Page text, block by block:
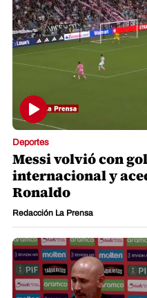
Deportes
Messi volvió con
internacional y
Ronaldo
Redacción La Prensa